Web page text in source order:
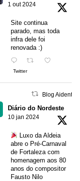
1 out 2024
Site continua
parado, mas toda
infra dele foi
renovada :)
Twitter
Blog Aidentu
Diário do Nordeste
10 jan 2024
Luxo da Aldeia
abre o Pré-Carnaval
de Fortaleza com
homenagem aos 80
anos do compositor
Fausto Nilo